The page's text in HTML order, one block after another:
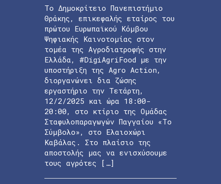
Το Δημοκρίτειο Πανεπιστήμιο
Θράκης, επικεφαλής εταίρος του
πρώτου Ευρωπαϊκού Κόμβου
Ψηφιακής Καινοτομίας στον
τομέα της Αγροδιατροφής στην
Ελλάδα, #DigiAgriFood με την
υποστήριξη της Agro Action,
διοργανώνει δια ζώσης
εργαστήριο την Τετάρτη,
12/2/2025 και ώρα 18:00-
20:00, στο κτίριο της Ομάδας
Σταφυλοπαραγωγών Παγγαίου «Το
Σύμβολο», στο Ελαιοχώρι
Καβάλας. Στο πλαίσιο της
αποστολής μας να ενισχύσουμε
τους αγρότες […]